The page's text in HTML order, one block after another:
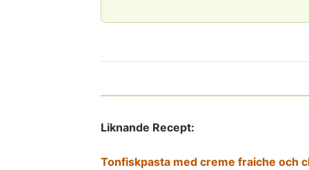
Liknande Recept:
Tonfiskpasta med creme fraiche och